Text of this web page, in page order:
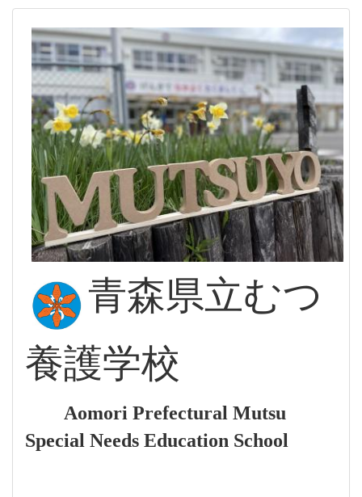
青森県立むつ
養護学校
Aomori Prefectural Mutsu
Special Needs Education School